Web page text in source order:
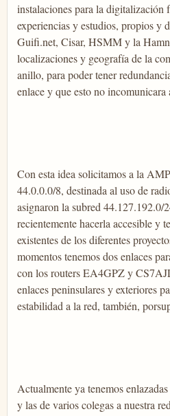
instalaciones para la digitalización
experiencias y estudios, propios y
Guifi.net, Cisar, HSMM y la
localizaciones y geografía de la
anillo, para poder tener
enlace y que esto no
Con esta idea solicitamos a la
44.0.0.0/8, destinada al uso de
asignaron la subred 44.127.192.0/
recientemente hacerla accesible y
existentes de los diferentes
momentos tenemos dos enlaces
con los routers EA4GPZ y
enlaces peninsulares y exteriores
estabilidad a la red, también,
Actualmente ya tenemos
y las de varios colegas a nuestra